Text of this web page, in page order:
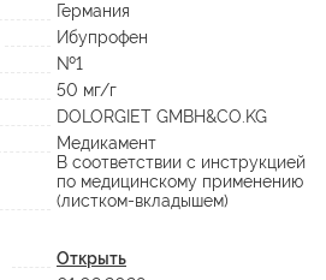
Германия
Ибупрофен
№1
50 мг/г
DOLORGIET GMBH&CO.KG
Медикамент
В соответствии с инструкцией
по медицинскому применению
(листком-вкладышем)
Открыть